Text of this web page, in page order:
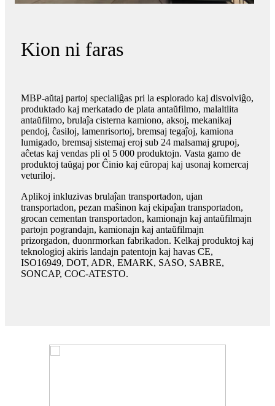
Kion ni faras
MBP-aŭtaj partoj specialiĝas pri la esplorado kaj disvolviĝo,
produktado kaj merkatado de plata antaŭfilmo, malaltlita
antaŭfilmo, brulaĵa cisterna kamiono, aksoj, mekanikaj
pendoj, ĉasiloj, lamenrisortoj, bremsaj tegaĵoj, kamiona
lumigado, bremsaj sistemaj eroj sub 24 malsamaj grupoj,
aĉetas kaj vendas pli ol 5 000 produktojn. Vasta gamo de
produktoj taŭgaj por Ĉinio kaj eŭropaj kaj usonaj komercaj
veturiloj.
Aplikoj inkluzivas brulaĵan transportadon, ujan
transportadon, pezan maŝinon kaj ekipaĵan transportadon,
grocan cementan transportadon, kamionajn kaj antaŭfilmajn
partojn pograndajn, kamionajn kaj antaŭfilmajn
prizorgadon, duonrmorkan fabrikadon. Kelkaj produktoj kaj
teknologioj akiris landajn patentojn kaj havas CE,
ISO16949, DOT, ADR, EMARK, SASO, SABRE,
SONCAP, COC-ATESTO.